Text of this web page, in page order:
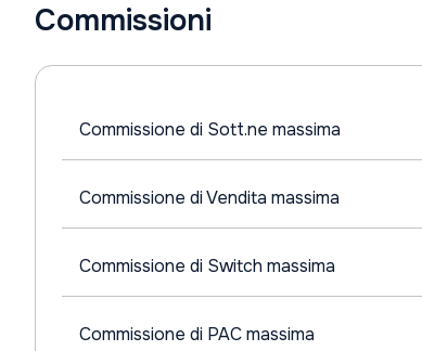
Commissioni
Commissione di Sott.ne massima
Commissione di Vendita massima
Commissione di Switch massima
Commissione di PAC massima